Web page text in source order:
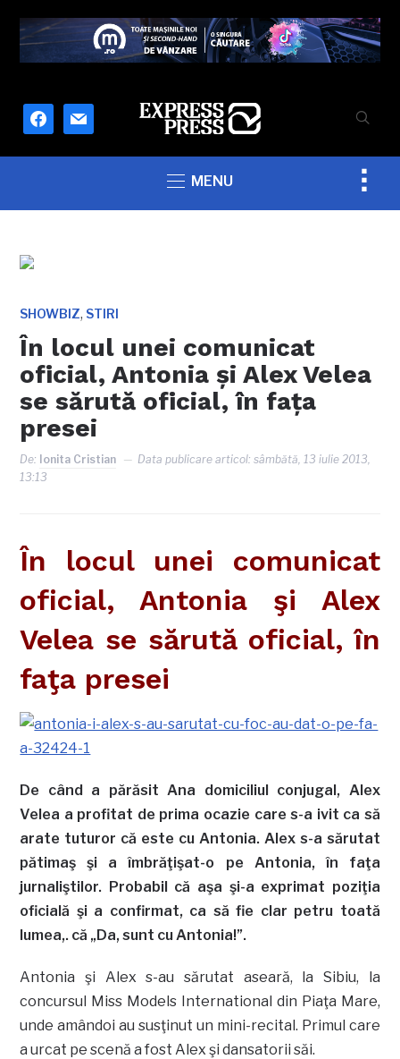
facebook
mail
MENU
SHOWBIZ, STIRI
În locul unei comunicat
oficial, Antonia şi Alex Velea
se sărută oficial, în faţa
presei
De: Ionita Cristian Data publicare articol:sâmbătă, 13 iulie 2013,
13:13
În locul unei comunicat
oficial, Antonia şi Alex
Velea se sărută oficial, în
faţa presei
De când a părăsit Ana domiciliul conjugal, Alex
Velea a profitat de prima ocazie care s-a ivit ca să
arate tuturor că este cu Antonia. Alex s-a sărutat
pătimaş şi a îmbrăţişat-o pe Antonia, în faţa
jurnaliştilor. Probabil că aşa şi-a exprimat poziţia
oficială şi a confirmat, ca să fie clar petru toată
lumea,. că „Da, sunt cu Antonia!”.
Antonia şi Alex s-au sărutat aseară, la Sibiu, la
concursul Miss Models International din Piaţa Mare,
unde amândoi au susţinut un mini-recital. Primul care
a urcat pe scenă a fost Alex şi dansatorii săi.